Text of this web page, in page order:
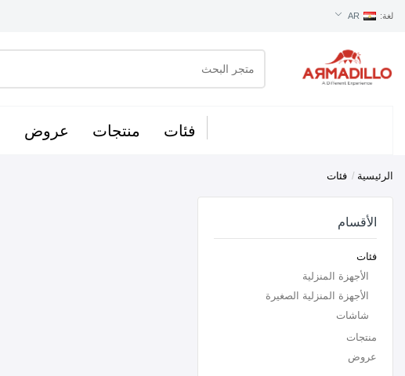
لغة: AR
فئات منتجات عروض
الرئيسية / فئات
الأقسام
فئات
الأجهزة المنزلية
الأجهزة المنزلية الصغيرة
شاشات
منتجات
عروض